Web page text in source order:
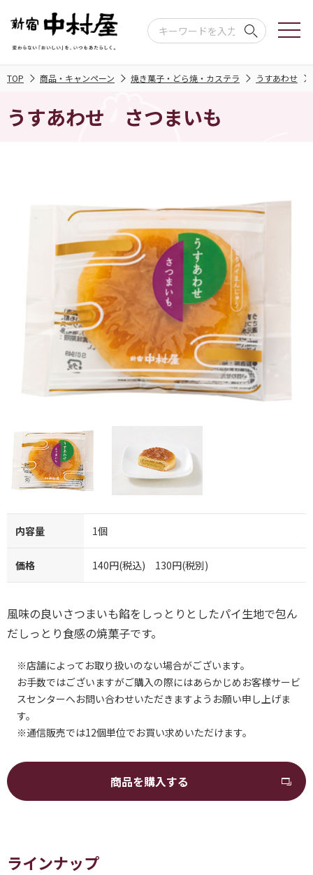
TOP 商品・キャンペーン 焼き菓子・どら焼・カステラ うすあわせ
うすあわせ さつまいも
内容量 1個
価格 140円(税込) 130円(税別)
風味の良いさつまいも餡をしっとりとしたパイ生地で包ん
だしっとり食感の焼菓子です。
※店舗によってお取り扱いのない場合がございます。
お手数ではございますがご購入の際にはあらかじめお客様サービ
スセンターへお問い合わせいただきますようお願い申し上げま
す。
※通信販売では12個単位でお買い求めいただけます。
商品を購入する
ラインナップ